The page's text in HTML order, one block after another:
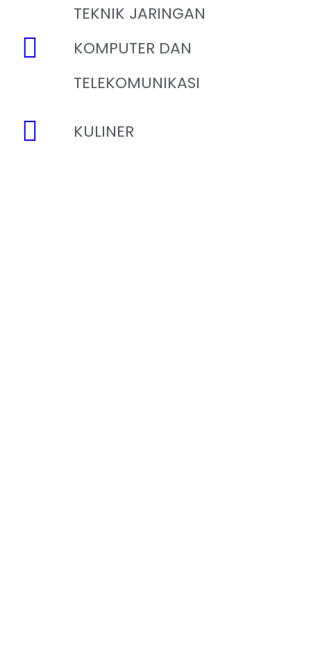
TEKNIK JARINGAN
KOMPUTER DAN
TELEKOMUNIKASI
KULINER